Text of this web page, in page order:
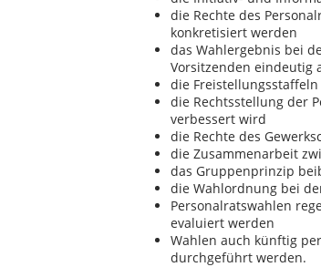
die Rechte des
konkretisiert werden
das Wahlergebnis bei
Vorsitzenden eindeutig
die
die Rechtsstellung der
verbessert wird
die Rechte des
die Zusammenarbeit
das Gruppenprinzip
die Wahlordnung bei
Personalratswahlen
evaluiert werden
Wahlen auch künftig
durchgeführt werden.